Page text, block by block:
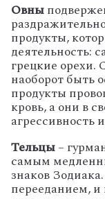
Овны
продукты,
деятельность:
грецкие орехи.
наоборот быть
продукты
кровь, а они в
агрессивность
Тельцы–
самым
знаков
перееданием, и